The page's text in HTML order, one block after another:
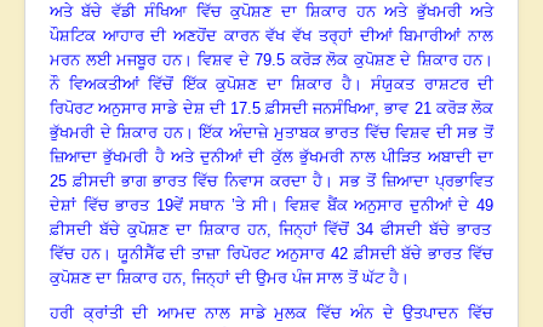
ਅਤੇ ਬੱਚੇ ਵੱਡੀ ਸੰਖਿਆ ਵਿੱਚ ਕੁਪੋਸ਼ਣ ਦਾ ਸ਼ਿਕਾਰ ਹਨ ਅਤੇ ਭੁੱਖਮਰੀ ਅਤੇ
ਪੌਸ਼ਟਿਕ ਆਹਾਰ ਦੀ ਅਣਹੋਂਦ ਕਾਰਨ ਵੱਖ ਵੱਖ ਤਰ੍ਹਾਂ ਦੀਆਂ ਬਿਮਾਰੀਆਂ ਨਾਲ
ਮਰਨ ਲਈ ਮਜਬੂਰ ਹਨ। ਵਿਸ਼ਵ ਦੇ 79.5 ਕਰੋੜ ਲੋਕ ਕੁਪੋਸ਼ਣ ਦੇ ਸ਼ਿਕਾਰ ਹਨ।
ਨੌ ਵਿਅਕਤੀਆਂ ਵਿੱਚੋਂ ਇੱਕ ਕੁਪੋਸ਼ਣ ਦਾ ਸ਼ਿਕਾਰ ਹੈ। ਸੰਯੁਕਤ ਰਾਸ਼ਟਰ ਦੀ
ਰਿਪੋਰਟ ਅਨੁਸਾਰ ਸਾਡੇ ਦੇਸ਼ ਦੀ 17.5ਫ਼ੀਸਦੀ ਜਨਸੰਖਿਆ, ਭਾਵ 21ਕਰੋੜ ਲੋਕ
ਭੁੱਖਮਰੀ ਦੇ ਸ਼ਿਕਾਰ ਹਨ।ਇੱਕ ਅੰਦਾਜ਼ੇ ਮੁਤਾਬਕ ਭਾਰਤ ਵਿੱਚ ਵਿਸ਼ਵ ਦੀ ਸਭ ਤੋਂ
ਜ਼ਿਆਦਾ ਭੁੱਖਮਰੀ ਹੈ ਅਤੇ ਦੁਨੀਆਂ ਦੀ ਕੁੱਲ ਭੁੱਖਮਰੀ ਨਾਲ ਪੀੜਿਤ ਅਬਾਦੀ ਦਾ
25 ਫ਼ੀਸਦੀ ਭਾਗ ਭਾਰਤ ਵਿੱਚ ਨਿਵਾਸ ਕਰਦਾ ਹੈ । ਸਭ ਤੋਂ ਜ਼ਿਆਦਾ ਪ੍ਰਭਾਵਿਤ
ਦੇਸ਼ਾਂ ਵਿੱਚ ਭਾਰਤ 19ਵੇਂ ਸਥਾਨ ’ਤੇ ਸੀ। ਵਿਸ਼ਵ ਬੈਂਕ ਅਨੁਸਾਰ ਦੁਨੀਆਂ ਦੇ49
ਫ਼ੀਸਦੀ ਬੱਚੇ ਕੁਪੋਸ਼ਣ ਦਾ ਸ਼ਿਕਾਰ ਹਨ, ਜਿਨ੍ਹਾਂ ਵਿੱਚੋਂ34 ਫੀਸਦੀ ਬੱਚੇ ਭਾਰਤ
ਵਿੱਚ ਹਨ। ਯੂਨੀਸੈੱਫ ਦੀ ਤਾਜ਼ਾ ਰਿਪੋਰਟ ਅਨੁਸਾਰ 42ਫ਼ੀਸਦੀ ਬੱਚੇ ਭਾਰਤ ਵਿੱਚ
ਕੁਪੋਸ਼ਣ ਦਾ ਸ਼ਿਕਾਰ ਹਨ, ਜਿਨ੍ਹਾਂ ਦੀ ਉਮਰ ਪੰਜ ਸਾਲ ਤੋਂ ਘੱਟ ਹੈ ।
ਹਰੀ ਕ੍ਰਾਂਤੀ ਦੀ ਆਮਦ ਨਾਲ ਸਾਡੇ ਮੁਲਕ ਵਿੱਚ ਅੰਨ ਦੇ ਉਤਪਾਦਨ ਵਿੱਚ